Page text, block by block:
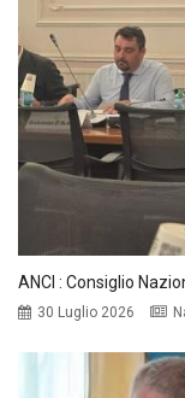
ANCI : Consiglio
30 Luglio 2026